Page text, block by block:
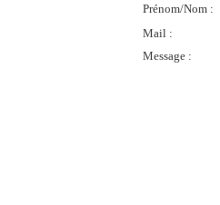
Prénom/Nom :
Mail :
Message :